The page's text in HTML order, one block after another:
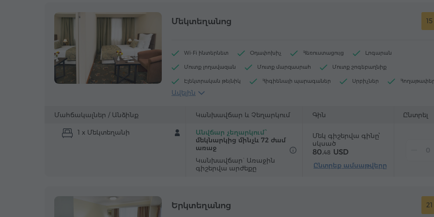
Մեկտեղանոց
Wi-Fi ինտերնետ Օդափոխիչ Հեռուստացույց Լոգարան
Մուտք լողավազան Մուտք մարզասրահ Մուտք շոգեբաղնիք
Էլեկտրական թեյնիկ Հիգիենայի պարագաներ Սրբիչներ
Վարսահարդարիչ
Արդուկ և սեղան
Ավելին
Մահճակալներ / Անձինք Կանխավճար և Չեղարկում Գին Ընտրել
1 x Մեկտեղանի
Անվճար չեղարկում՝
մեկնարկից մինչև 72 ժամ
առաջ
Կանխավճար` Առաջին
գիշերվա արժեքը
Մեկ գիշերվա գինը՝
սկսած
80.48 USD
Ընտրեք ամսաթվերը
Երկտեղանոց